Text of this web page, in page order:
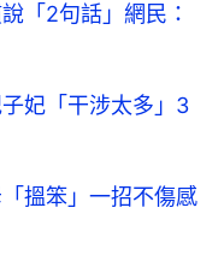
「2句話」網民：
妃「干涉太多」3
搵笨」一招不傷感